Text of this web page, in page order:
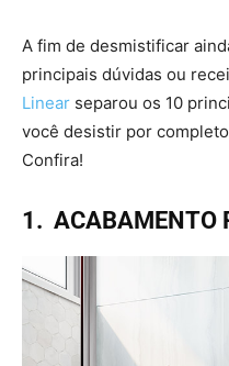
A fim de desmistificar
principais dúvidas ou
Linear separou os 10
você desistir por
Confira!
1. ACABAMENTO